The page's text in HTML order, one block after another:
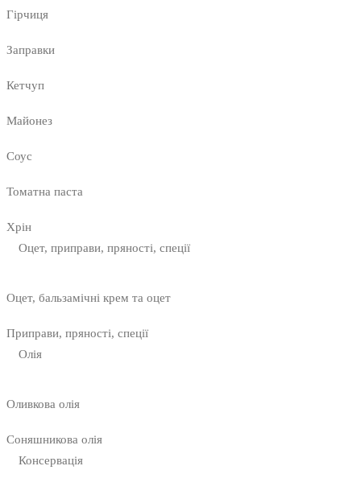
Гірчиця
Заправки
Кетчуп
Майонез
Соус
Томатна паста
Хрін
Оцет, приправи, пряності, спеції
Оцет, бальзамічні крем та оцет
Приправи, пряності, спеції
Олія
Оливкова олія
Соняшникова олія
Консервація